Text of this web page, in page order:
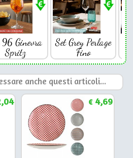
96 Ginevra
Spritz
Set Grey Perlage
Fino
anche questi articoli...
€4,69